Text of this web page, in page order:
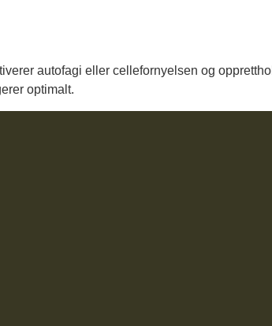
autofagi eller cellefornyelsen og
optimalt.